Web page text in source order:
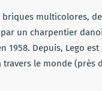
briques multicolores,
un charpentier
1958. Depuis, Lego
le monde (près